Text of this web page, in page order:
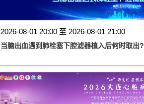
2026-08-01 20:00 至 2026-08-01 21:00
当脑出血遇到肺栓塞下腔滤器植入后何时取出?